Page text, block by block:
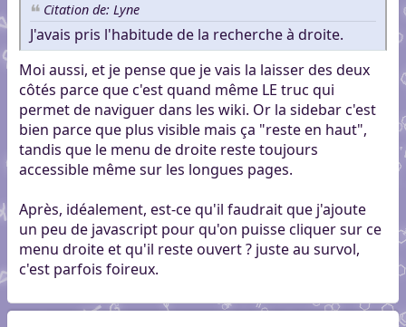
Citation de: Lyne
J'avais pris l'habitude de la recherche à droite.
Moi aussi, et je pense que je vais la laisser des deux
côtés parce que c'est quand même LE truc qui
permet de naviguer dans les wiki. Or la sidebar c'est
bien parce que plus visible mais ça "reste en haut",
tandis que le menu de droite reste toujours
accessible même sur les longues pages.
Après, idéalement, est-ce qu'il faudrait que j'ajoute
un peu de javascript pour qu'on puisse cliquer sur ce
menu droite et qu'il reste ouvert ? juste au survol,
c'est parfois foireux.